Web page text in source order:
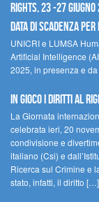
Rights, 23 -27
Data di scadenza
UNICRI e LUMSA
Artificial Intelligence
2025, in presenza e da
In gioco i diritti al
La Giornata
celebrata ieri, 20
condivisione e
italiano (Csi) e
Ricerca sul Crimine e
stato, infatti, il diritto […]